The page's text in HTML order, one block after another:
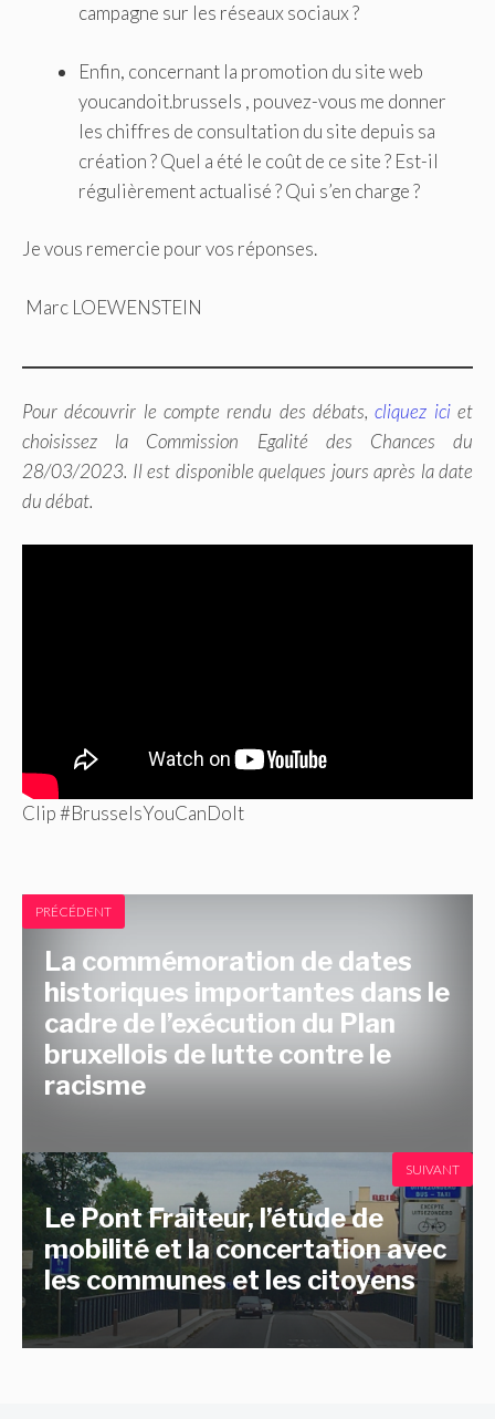
campagne sur les réseaux sociaux ?
Enfin, concernant la promotion du site web
youcandoit.brussels , pouvez-vous me donner
les chiffres de consultation du site depuis sa
création ? Quel a été le coût de ce site ? Est-il
régulièrement actualisé ? Qui s’en charge ?
Je vous remercie pour vos réponses.
Marc LOEWENSTEIN
Pour découvrir le compte rendu des débats,cliquez iciet
choisissez la Commission Egalité des Chances du
28/03/2023. Il est disponible quelques jours après la date
du débat.
Clip #BrusselsYouCanDoIt
PRÉCÉDENT
La commémoration de dates
historiques importantes dans le
cadre de l’exécution du Plan
bruxellois de lutte contre le
racisme
Le Pont Fraiteur, l’étude de
mobilité et la concertation avec
les communes et les citoyens
SUIVANT